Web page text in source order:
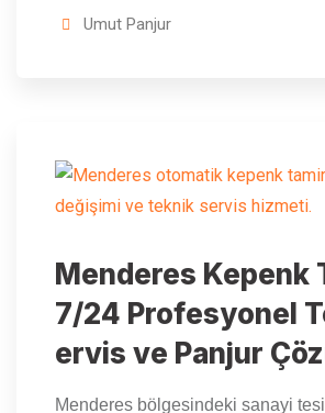
Umut Panjur
Menderes Kepenk
7/24 Profesyonel
ervis ve Panjur
Menderes bölgesindeki sanayi